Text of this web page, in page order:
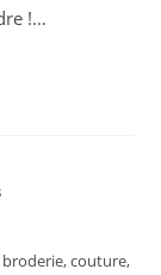
!…
broderie, couture,